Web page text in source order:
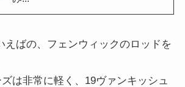
えばの、フェンウィックのロッドを
は非常に軽く、19ヴァンキッシュ